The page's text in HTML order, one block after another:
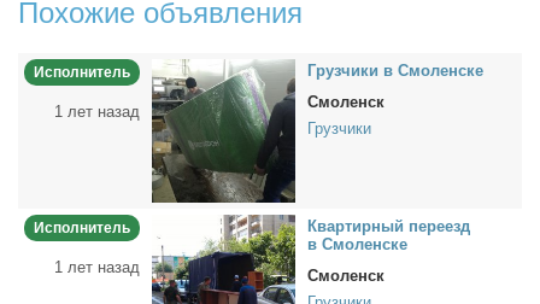
Похожие объявления
Исполнитель
1 лет назад
Груз­чи­ки в Смо­лен­ске
Смоленск
Грузчики
Исполнитель
1 лет назад
Квар­тир­ный пе­ре­езд
в Смо­лен­ске
Смоленск